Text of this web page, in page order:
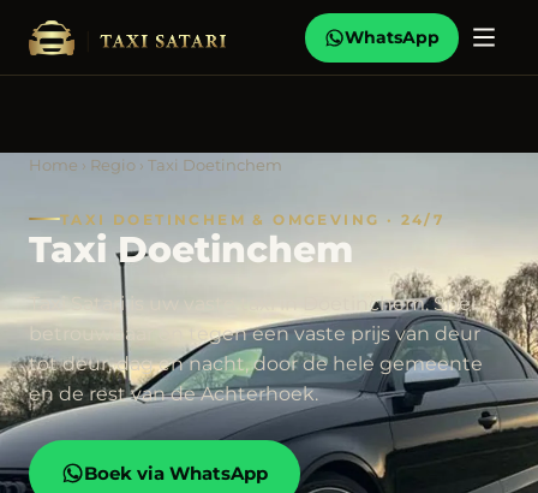
WhatsApp
Home › Regio › Taxi Doetinchem
TAXI DOETINCHEM & OMGEVING · 24/7
Taxi Doetinchem
Taxi Satari is uw vaste taxi in Doetinchem. Snel,
betrouwbaar en tegen een vaste prijs van deur
tot deur, dag en nacht, door de hele gemeente
en de rest van de Achterhoek.
Boek via WhatsApp